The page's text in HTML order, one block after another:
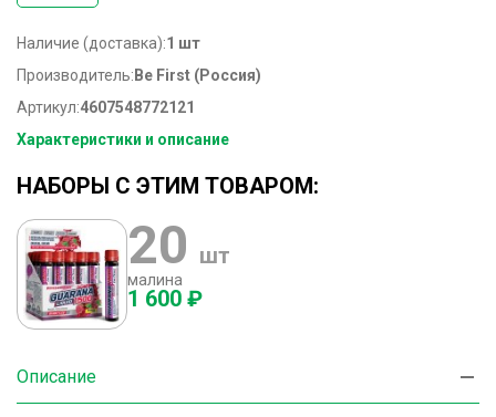
Наличие (доставка):1 шт
Производитель: Be First (Россия)
Артикул:4607548772121
Характеристики и описание
НАБОРЫ С ЭТИМ ТОВАРОМ:
20 шт
малина
1 600 ₽
Описание